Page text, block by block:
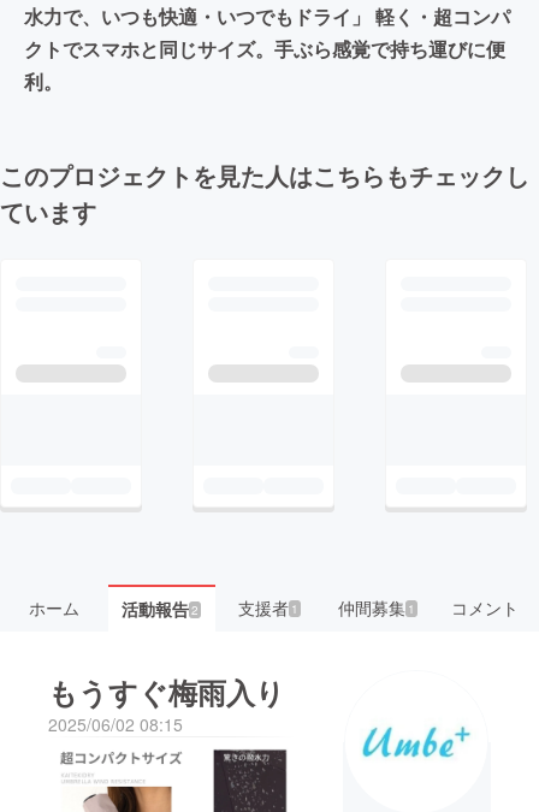
水力で、いつも快適・いつでもドライ」 軽く・超コンパ
クトでスマホと同じサイズ。手ぶら感覚で持ち運びに便
利。
このプロジェクトを見た人はこちらもチェックし
ています
ホーム 活動報告2 支援者 1 仲間募集 1 コメント
もうすぐ梅雨入り
2025/06/02 08:15